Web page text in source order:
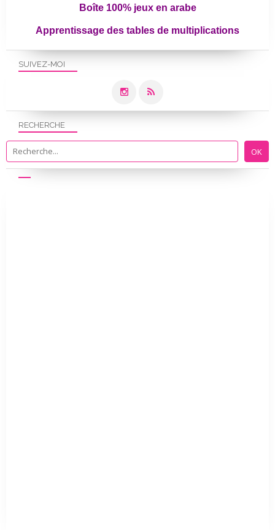
SUIVEZ-MOI
RECHERCHE
Boîte 100% jeux en arabe
Apprentissage des tables de multiplications